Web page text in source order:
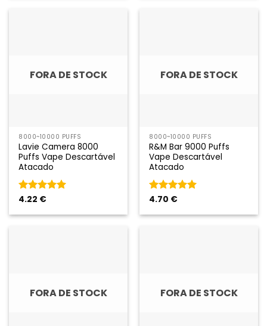
FORA DE STOCK
8000~10000 PUFFS
Lavie Camera 8000
Puffs Vape Descartável
Atacado
Classificado
5
4.22 €
FORA DE STOCK
8000~10000 PUFFS
R&M Bar 9000 Puffs
Vape Descartável
Atacado
Classificado
5
4.70 €
FORA DE STOCK FORA DE STOCK